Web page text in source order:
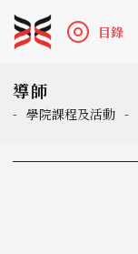
目錄
導師
- 學院課程及活動 -